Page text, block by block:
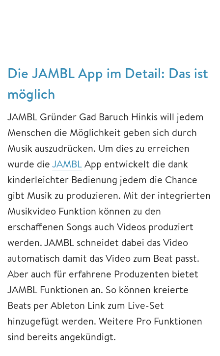
Die JAMBL App im Detail: Das ist
möglich
JAMBL Gründer Gad Baruch Hinkis will jedem
Menschen die Möglichkeit geben sich durch
Musik auszudrücken. Um dies zu erreichen
wurde dieJAMBLApp entwickelt die dank
kinderleichter Bedienung jedem die Chance
gibt Musik zu produzieren. Mit der integrierten
Musikvideo Funktion können zu den
erschaffenen Songs auch Videos produziert
werden. JAMBL schneidet dabei das Video
automatisch damit das Video zum Beat passt.
Aber auch für erfahrene Produzenten bietet
JAMBL Funktionen an. So können kreierte
Beats per Ableton Link zum Live-Set
hinzugefügt werden. Weitere Pro Funktionen
sind bereits angekündigt.